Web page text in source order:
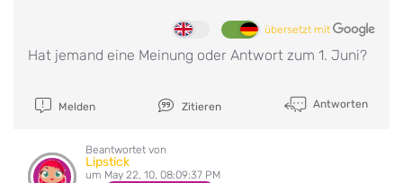
übersetzt mit
Hat jemand eine Meinung oder Antwort zum 1. Juni?
Melden Zitieren Antworten
Beantwortet von
Lipstick
um May 22, 10, 08:09:37 PM